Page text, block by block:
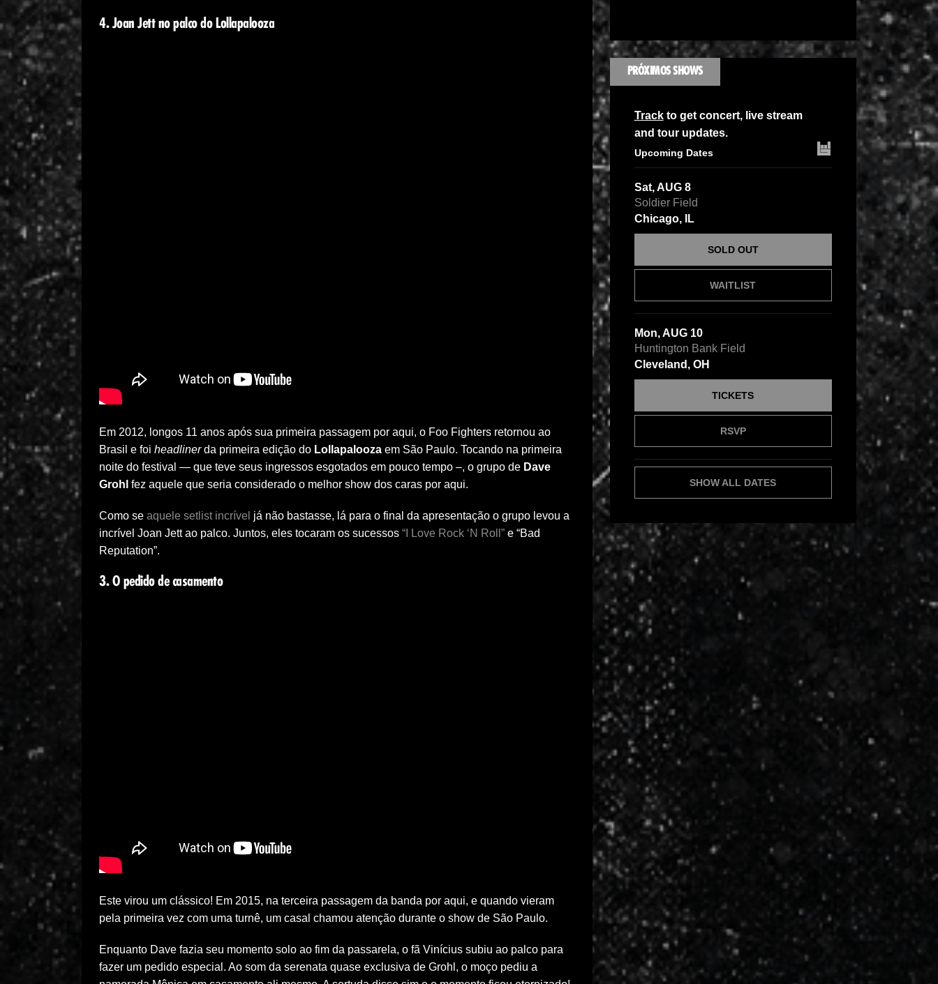
4. Joan Jett no palco do Lollapalooza
Em 2012, longos 11 anos após sua primeira passagem por aqui, o Foo Fighters retornou ao
Brasil e foi headlinerda primeira edição do Lollapalooza em São Paulo. Tocando na primeira
noite do festival — que teve seus ingressos esgotados em pouco tempo –, o grupo de Dave
Grohl fez aquele que seria considerado o melhor show dos caras por aqui.
Como se aquele setlist incrível já não bastasse, lá para o final da apresentação o grupo levou a
incrível Joan Jett ao palco. Juntos, eles tocaram os sucessos “I Love Rock ‘N Roll” e “Bad
Reputation”.
3. O pedido de casamento
Este virou um clássico! Em 2015, na terceira passagem da banda por aqui, e quando vieram
pela primeira vez com uma turnê, um casal chamou atenção durante o show de São Paulo.
Enquanto Dave fazia seu momento solo ao fim da passarela, o fã Vinícius subiu ao palco para
fazer um pedido especial. Ao som da serenata quase exclusiva de Grohl, o moço pediu a
PRÓXIMOS SHOWS
Trackto get concert, live stream
and tour updates.
Upcoming Dates
Sat, AUG 8
Soldier Field
Chicago, IL
WAITLIST
SOLD OUT
Mon, AUG 10
Huntington Bank Field
Cleveland, OH
RSVP
TICKETS
SHOW ALL DATES